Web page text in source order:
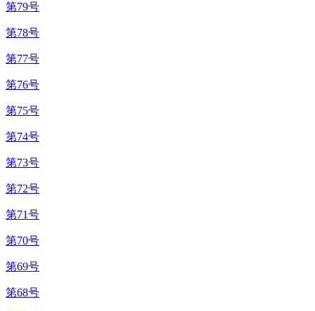
第79号
第78号
第77号
第76号
第75号
第74号
第73号
第72号
第71号
第70号
第69号
第68号